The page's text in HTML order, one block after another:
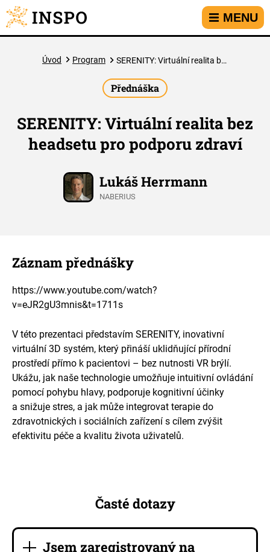
Přejít na hlavní menu
Přejít na obsah
Přejít na kontakt
MENU
Úvod Program SERENITY: Virtuální realita bez headsetu pro podporu zdraví
Přednáška
SERENITY: Virtuální realita bez
headsetu pro podporu zdraví
Lukáš Herrmann
NABERIUS
Záznam přednášky
https://www.youtube.com/watch?
v=eJR2gU3mnis&t=1711s
V této prezentaci představím SERENITY, inovativní
virtuální 3D systém, který přináší uklidňující přírodní
prostředí přímo k pacientovi – bez nutnosti VR brýlí.
Ukážu, jak naše technologie umožňuje intuitivní ovládání
pomocí pohybu hlavy, podporuje kognitivní účinky
a snižuje stres, a jak může integrovat terapie do
zdravotnických i sociálních zařízení s cílem zvýšit
efektivitu péče a kvalitu života uživatelů.
Časté dotazy
Jsem zaregistrovaný na